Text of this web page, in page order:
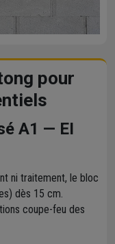
pour
A1 — EI
ni traitement, le bloc
dès 15 cm.
coupe-feu des